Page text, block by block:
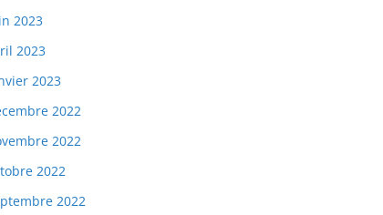
2023
2023
2023
2022
2022
2022
2022